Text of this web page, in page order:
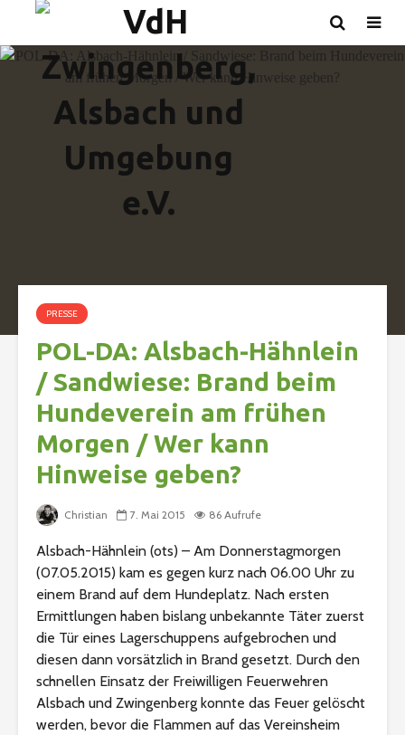
PRESSE
POL-DA: Alsbach-Hähnlein
/ Sandwiese: Brand beim
Hundeverein am frühen
Morgen / Wer kann
Hinweise geben?
Christian 7. Mai 2015 86 Aufrufe
Alsbach-Hähnlein (ots) – Am Donnerstagmorgen
(07.05.2015) kam es gegen kurz nach 06.00 Uhr zu
einem Brand auf dem Hundeplatz. Nach ersten
Ermittlungen haben bislang unbekannte Täter zuerst
die Tür eines Lagerschuppens aufgebrochen und
diesen dann vorsätzlich in Brand gesetzt. Durch den
schnellen Einsatz der Freiwilligen Feuerwehren
Alsbach und Zwingenberg konnte das Feuer gelöscht
werden, bevor die Flammen auf das Vereinsheim